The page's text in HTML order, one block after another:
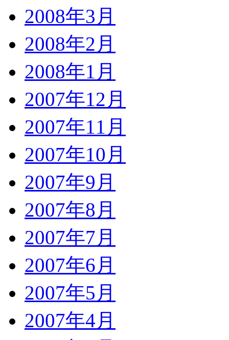
2008年3月
2008年2月
2008年1月
2007年12月
2007年11月
2007年10月
2007年9月
2007年8月
2007年7月
2007年6月
2007年5月
2007年4月